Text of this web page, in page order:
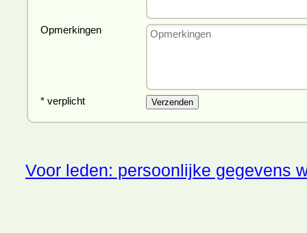
Opmerkingen
* verplicht
Voor leden: persoonlijke gegevens